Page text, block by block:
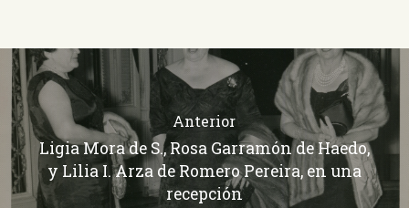
Anterior
Ligia Mora de S., Rosa Garramón de Haedo,
y Lilia I. Arza de Romero Pereira, en una
recepción